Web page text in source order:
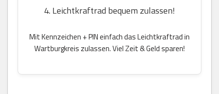
4. Leichtkraftrad bequem zulassen!
Mit Kennzeichen + PIN einfach das Leichtkraftrad in
Wartburgkreis zulassen. Viel Zeit & Geld sparen!